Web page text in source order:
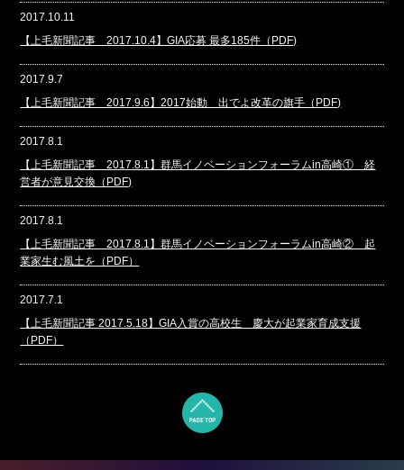
2017.10.11
【上毛新聞記事 2017.10.4】GIA応募 最多185件（PDF)
2017.9.7
【上毛新聞記事 2017.9.6】2017始動 出でよ改革の旗手（PDF)
2017.8.1
【上毛新聞記事 2017.8.1】群馬イノベーションフォーラムin高崎① 経
営者が意見交換（PDF)
2017.8.1
【上毛新聞記事 2017.8.1】群馬イノベーションフォーラムin高崎② 起
業家生む風土を（PDF）
2017.7.1
【上毛新聞記事 2017.5.18】GIA入賞の高校生 慶大が起業家育成支援
（PDF）